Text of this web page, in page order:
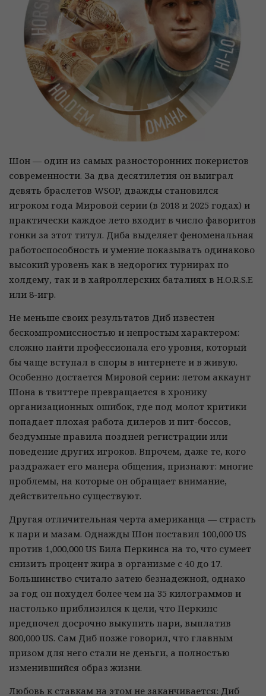
Шон — один из самых разносторонних покеристов
современности. За два десятилетия он выиграл
девять браслетов WSOP, дважды становился
игроком года Мировой серии (в 2018 и 2025 годах) и
практически каждое лето входит в число фаворитов
гонки за этот титул. Диба выделяет феноменальная
работоспособность и умение показывать одинаково
высокий уровень как в недорогих турнирах по
холдему, так и в хайроллерских баталиях в H.O.R.S.E
или 8-игр.
Не меньше своих результатов Диб известен
бескомпромиссностью и непростым характером:
сложно найти профессионала его уровня, который
бы чаще вступал в споры в интернете и в живую.
Особенно достается Мировой серии: летом аккаунт
Шона в твиттере превращается в хронику
организационных ошибок, где под молот критики
попадает плохая работа дилеров и пит-боссов,
бездумные правила поздней регистрации или
поведение других игроков. Впрочем, даже те, кого
раздражает его манера общения, признают: многие
проблемы, на которые он обращает внимание,
действительно существуют.
Другая отличительная черта американца — страсть
к пари и мазам. Однажды Шон поставил 100,000 US
против 1,000,000 US Била Перкинса на то, что сумеет
снизить процент жира в организме с 40 до 17.
Большинство считало затею безнадежной, однако
за год он похудел более чем на 35 килограммов и
настолько приблизился к цели, что Перкинс
предпочел досрочно выкупить пари, выплатив
800,000 US. Сам Диб позже говорил, что главным
призом для него стали не деньги, а полностью
изменившийся образ жизни.
Любовь к ставкам на этом не заканчивается: Диб